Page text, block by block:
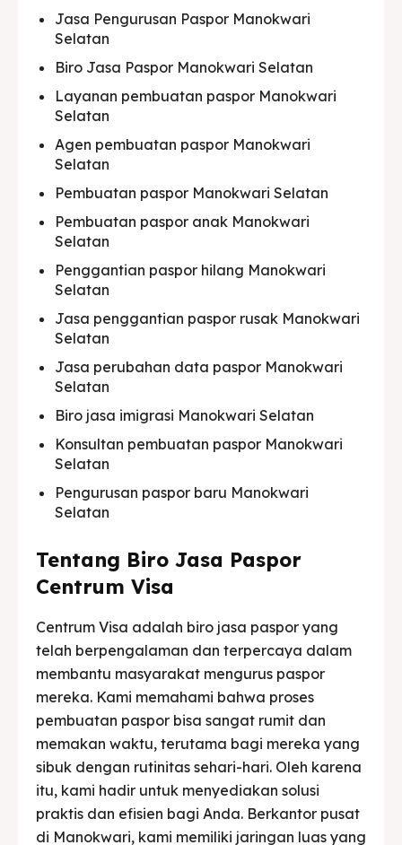
Jasa Pengurusan Paspor Manokwari
Selatan
Biro Jasa Paspor Manokwari Selatan
Layanan pembuatan paspor Manokwari
Selatan
Agen pembuatan paspor Manokwari
Selatan
Pembuatan paspor Manokwari Selatan
Pembuatan paspor anak Manokwari
Selatan
Penggantian paspor hilang Manokwari
Selatan
Jasa penggantian paspor rusak Manokwari
Selatan
Jasa perubahan data paspor Manokwari
Selatan
Biro jasa imigrasi Manokwari Selatan
Konsultan pembuatan paspor Manokwari
Selatan
Pengurusan paspor baru Manokwari
Selatan
Tentang Biro Jasa Paspor
Centrum Visa
Centrum Visa adalah biro jasa paspor yang
telah berpengalaman dan terpercaya dalam
membantu masyarakat mengurus paspor
mereka. Kami memahami bahwa proses
pembuatan paspor bisa sangat rumit dan
memakan waktu, terutama bagi mereka yang
sibuk dengan rutinitas sehari-hari. Oleh karena
itu, kami hadir untuk menyediakan solusi
praktis dan efisien bagi Anda. Berkantor pusat
di Manokwari, kami memiliki jaringan luas yang